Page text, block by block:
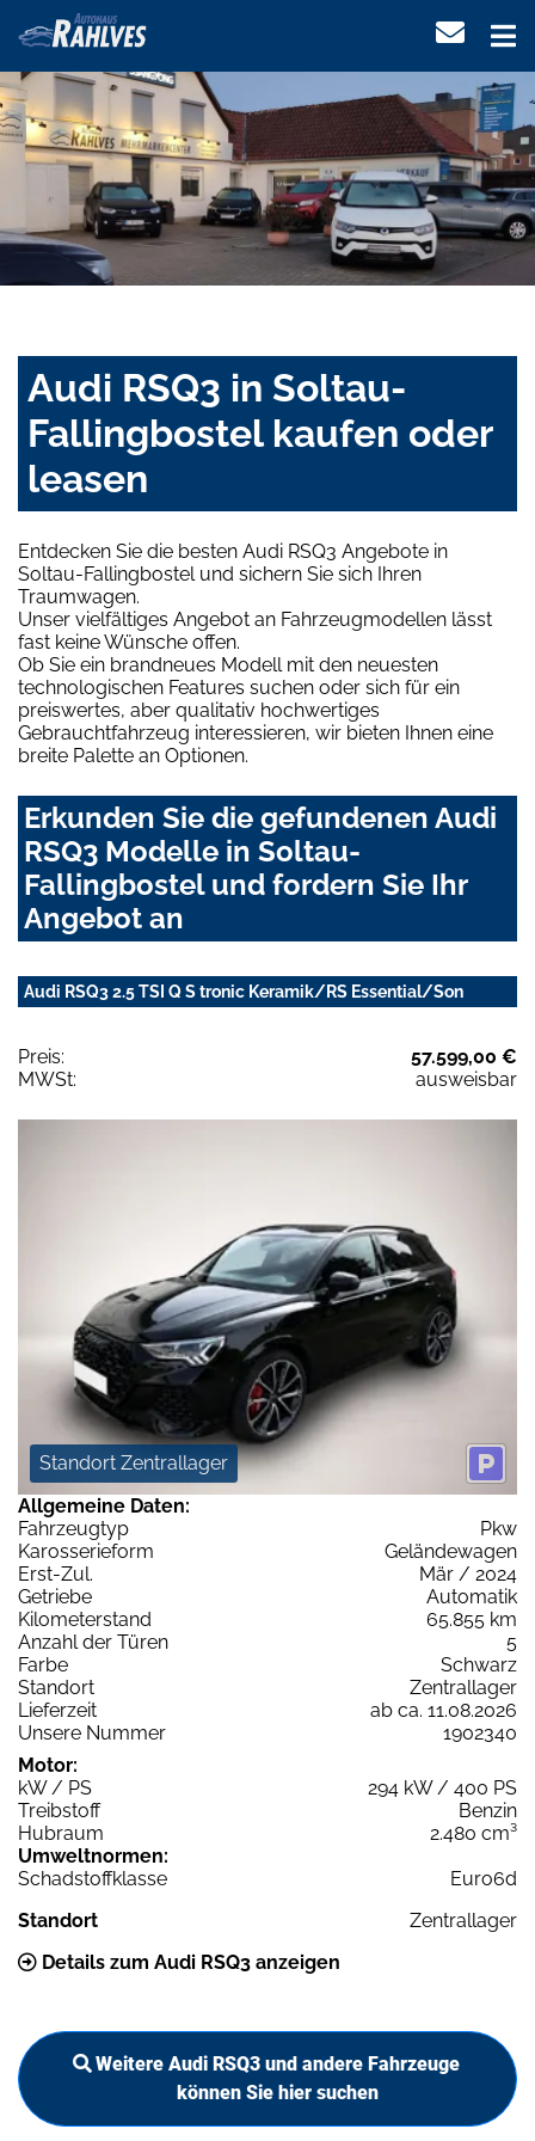
Audi RSQ3 in Soltau-
Fallingbostel kaufen oder
leasen
Entdecken Sie die besten Audi RSQ3 Angebote in
Soltau-Fallingbostel und sichern Sie sich Ihren
Traumwagen.
Unser vielfältiges Angebot an Fahrzeugmodellen lässt
fast keine Wünsche offen.
Ob Sie ein brandneues Modell mit den neuesten
technologischen Features suchen oder sich für ein
preiswertes, aber qualitativ hochwertiges
Gebrauchtfahrzeug interessieren, wir bieten Ihnen eine
breite Palette an Optionen.
Erkunden Sie die gefundenen Audi
RSQ3 Modelle in Soltau-
Fallingbostel und fordern Sie Ihr
Angebot an
Audi RSQ3 2.5 TSI Q S tronic Keramik/RS Essential/Son
Preis:
57.599,00 €
MWSt:
ausweisbar
Standort Zentrallager
Allgemeine Daten:
Fahrzeugtyp
Pkw
Karosserieform
Geländewagen
Erst-Zul.
Mär / 2024
Getriebe
Automatik
Kilometerstand
65.855 km
Anzahl der Türen
5
Farbe
Schwarz
Standort
Zentrallager
Lieferzeit
ab ca. 11.08.2026
Unsere Nummer
1902340
Motor:
kW / PS
294 kW / 400 PS
Treibstoff
Benzin
Hubraum
2.480 cm³
Umweltnormen:
Schadstoffklasse
Euro6d
Standort
Zentrallager
Details zum Audi RSQ3 anzeigen
Weitere Audi RSQ3 und andere Fahrzeuge
können Sie hier suchen